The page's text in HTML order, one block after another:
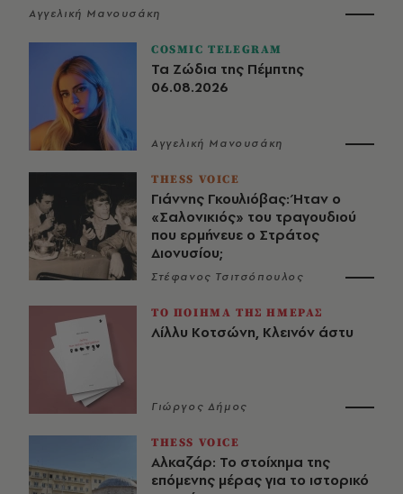
Αγγελική Μανουσάκη
COSMIC TELEGRAM
Τα Ζώδια της Πέμπτης
06.08.2026
Αγγελική Μανουσάκη
THESS VOICE
Γιάννης Γκουλιόβας: Ήταν ο
«Σαλονικιός» του τραγουδιού
που ερμήνευε ο Στράτος
Διονυσίου;
Στέφανος Τσιτσόπουλος
ΤΟ ΠΟΙΗΜΑ ΤΗΣ ΗΜΕΡΑΣ
Λίλλυ Κοτσώνη, Κλεινόν άστυ
Γιώργος Δήμος
THESS VOICE
Αλκαζάρ: Το στοίχημα της
επόμενης μέρας για το ιστορικό